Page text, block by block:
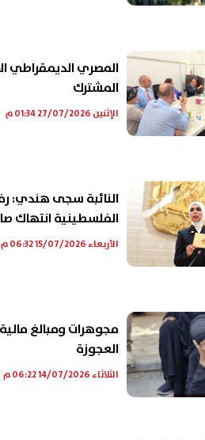
المصري الديمقراطي
المشترك
الإثنين 27/07/2026 01:34 م
النائبة سجى هندي:
الفلسطينية انتهاك
الأربعاء 15/07/2026 06:32 م
مجوهرات ومبالغ
العجوزة
الثلاثاء 14/07/2026 06:22 م